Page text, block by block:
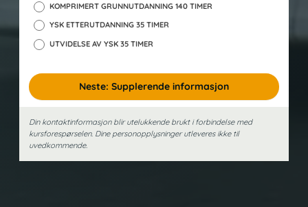
KOMPRIMERT GRUNNUTDANNING 140 TIMER
YSK ETTERUTDANNING 35 TIMER
UTVIDELSE AV YSK 35 TIMER
Neste: Supplerende informasjon
Din kontaktinformasjon blir utelukkende brukt i forbindelse med
kursforespørselen. Dine person­opplysninger utleveres ikke til
uvedkommende.